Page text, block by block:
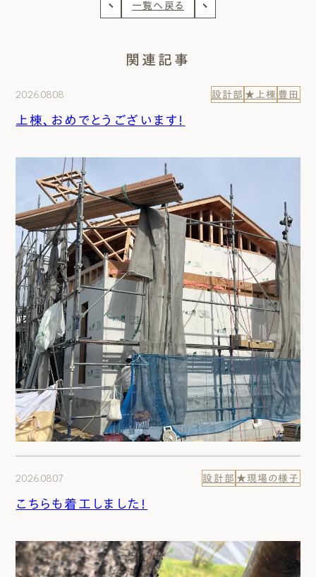
一覧へ戻る
関連記事
2026.08.08 設計部 ★上棟 豊田
上棟、おめでとうございます！
2026.08.07 設計部 ★現場の様子
こちらも着工しました！